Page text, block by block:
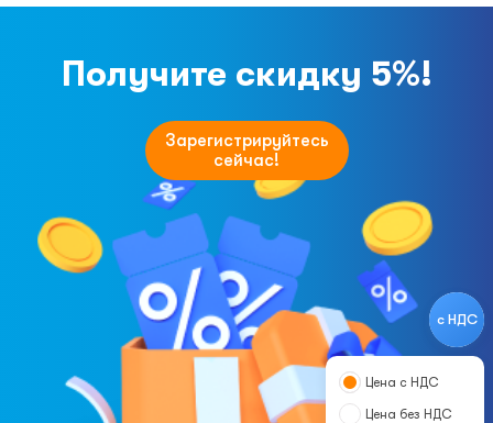
с НДС
Цена с НДС
Цена без НДС
Получите скидку 5%!
Зарегистрируйтесь
сейчас!